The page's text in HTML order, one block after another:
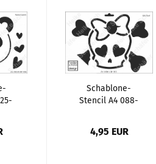
Schablone-
Stencil A4 088-
4,95 EUR